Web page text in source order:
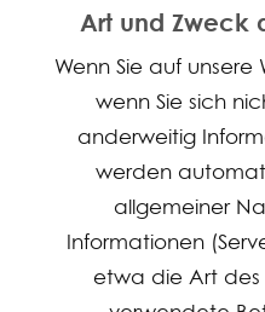
Art und Zweck
Wenn Sie auf
wenn Sie sich
anderweitig
werden
allgemeiner
Informationen
etwa die Art des